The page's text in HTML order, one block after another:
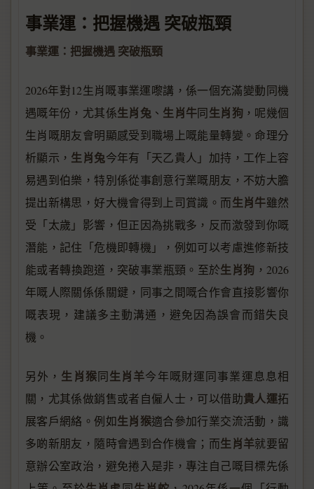
事業運：把握機遇 突破瓶頸
事業運：把握機遇 突破瓶頸
2026年對12生肖嘅事業運嚟講，係一個充滿變動同機
遇嘅年份，尤其係生肖兔 、 生肖牛同生肖狗，呢幾個
生肖嘅朋友會明顯感受到職場上嘅能量轉變。命理分
析顯示， 生肖兔今年有「天乙貴人」加持，工作上容
易遇到伯樂，特別係從事創意行業嘅朋友，不妨大膽
提出新構思，好大機會得到上司賞識。而生肖牛雖然
受「太歲」影響，但正因為挑戰多，反而激發到你嘅
潛能，記住「危機即轉機」，例如可以考慮進修新技
能或者轉換跑道，突破事業瓶頸。至於生肖狗 ，2026
年嘅人際關係係關鍵，同事之間嘅合作會直接影響你
嘅表現，建議多主動溝通，避免因為誤會而錯失良
機。
另外， 生肖猴同生肖羊今年嘅財運同事業運息息相
關，尤其係做銷售或者自僱人士，可以借助貴人運拓
展客戶網絡。例如生肖猴適合參加行業交流活動，識
多啲新朋友，隨時會遇到合作機會；而生肖羊就要留
意辦公室政治，避免捲入是非，專注自己嘅目標先係